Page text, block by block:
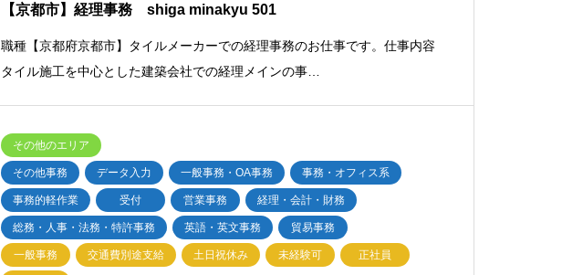
【京都市】経理事務 shiga minakyu 501
職種【京都府京都市】タイルメーカーでの経理事務のお仕事です。仕事内容
タイル施工を中心とした建築会社での経理メインの事…
その他のエリア
その他事務 データ入力 一般事務・OA事務 事務・オフィス系
事務的軽作業 受付 営業事務 経理・会計・財務
総務・人事・法務・特許事務 英語・英文事務 貿易事務
一般事務 交通費別途支給 土日祝休み 未経験可 正社員